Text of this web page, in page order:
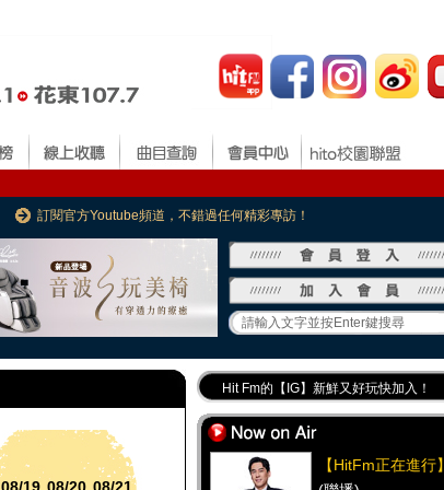
訂閱官方Youtube頻道，不錯過任何精彩專訪！
Hit Fm的【IG】新鮮又好玩快加入！
Hit Fm【FB臉書粉絲團】等你加入！
最專業《DJ推薦》好音樂千萬別錯過！
好康報報 最新優惠訊息都在這！
【HitFm正在進行】